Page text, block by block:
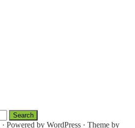
· Powered by WordPress · Theme by